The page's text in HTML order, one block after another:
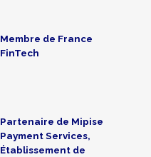
Membre de France
FinTech
Partenaire de Mipise
Payment Services,
Établissement de